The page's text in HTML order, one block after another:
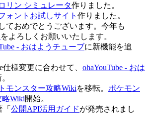
リン シミュレータ作りました。
ォントお試しサイト 作りました。
ておめでとうございます。今年も
をよろしくお願いいたします。
- おはようチューブに新機能を追
様変更に合わせて、 ohaYouTube - おは
モンスター攻略Wikiを移転。 ポケモン
Wiki開始。
公開API活用ガイドが発売されまし